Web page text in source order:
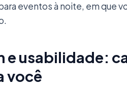
eventos à noite, em que
e usabilidade:
você